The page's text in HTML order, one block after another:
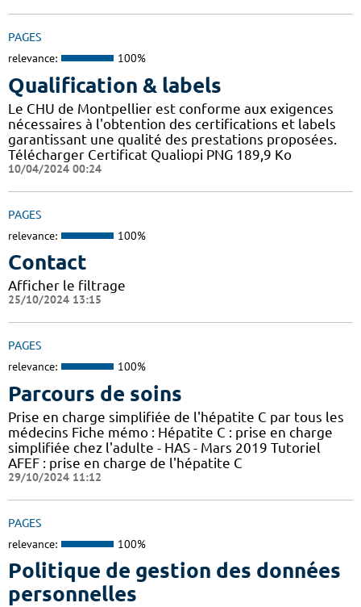
PAGES
relevance: 100%
Qualification & labels
Le CHU de Montpellier est conforme aux exigences
nécessaires à l'obtention des certifications et labels
garantissant une qualité des prestations proposées.
Télécharger Certificat Qualiopi PNG 189,9 Ko
10/04/2024 00:24
PAGES
relevance: 100%
Contact
Afficher le filtrage
25/10/2024 13:15
PAGES
relevance: 100%
Parcours de soins
Prise en charge simplifiée de l'hépatite C par tous les
médecins Fiche mémo : Hépatite C : prise en charge
simplifiée chez l'adulte - HAS - Mars 2019 Tutoriel
AFEF : prise en charge de l'hépatite C
29/10/2024 11:12
PAGES
relevance: 100%
Politique de gestion des données
personnelles